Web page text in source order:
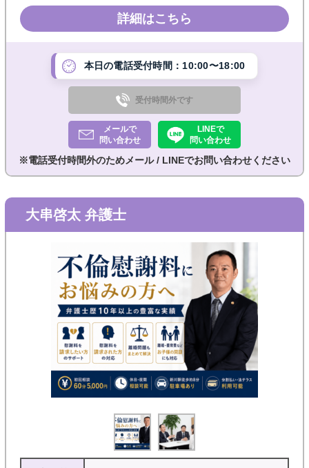
目指しています。相談しやすい雰囲気づくりを心掛け
ていますので、まずはお気軽にご相談ください。
詳細はこちら
本日の電話受付時間：10:00〜18:00
受付時間外です
メールで
問い合わせ
LINEで
問い合わせ
※電話受付時間外のためメール / LINEでお問い合わせください
大串啓太 弁護士